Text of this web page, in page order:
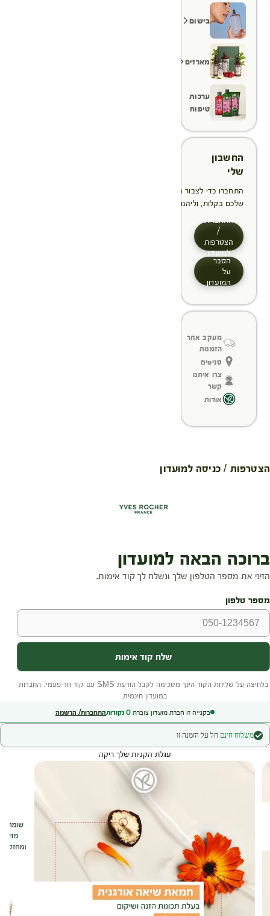
בישום
מארזים
ערכות
טיפוח
החשבון
שלי
התחברו כדי לצבור הטבות, לנהל ולעקוב אחר ההזמנות
שלכם בקלות, וליהנות מתהליך תשלום מהיר יותר
התחברות
/
הצטרפות
למועדון
הסבר
על
המועדון
מעקב אחר
הזמנות
סניפים
צרו איתנו
קשר
אודות
הצטרפות / כניסה למועדון
בקנייה זו חברת מועדון צוברת 0 נקודותהתחברות/ הרשמה
עגלת קניות
משלוח חינם חל על הזמנה זו
עגלת הקניות שלך ריקה